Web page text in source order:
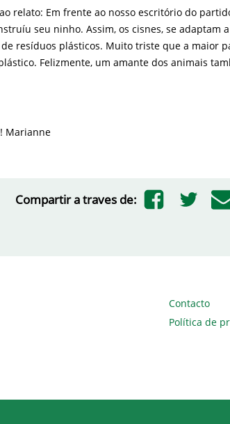
relato: Em frente ao nosso escritório do
seu ninho. Assim, os cisnes, se adaptam
resíduos plásticos. Muito triste que a maior
Felizmente, um amante dos animais
Marianne
Compartir a traves de:
Contacto
Política de